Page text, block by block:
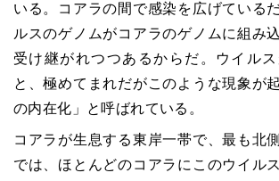
いる。コアラの間で感染を広げている
ルスのゲノムがコアラのゲノムに組み
受け継がれつつあるからだ。ウイル
と、極めてまれだがこのような現象が
の内在化」と呼ばれている。
コアラが生息する東岸一帯で、最も北
では、ほとんどのコアラにこのウイル